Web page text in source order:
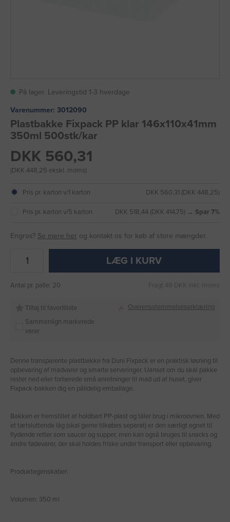
På lager. Leveringstid 1-3 hverdage
Varenummer: 3012090
Plastbakke Fixpack PP klar 146x110x41mm
350ml 500stk/kar
DKK 560,31
(DKK 448,25 ekskl. moms)
Pris pr. karton v/1 karton DKK 560,31 (DKK 448,25)
Pris pr. karton v/5 karton DKK 518,44 (DKK 414,75) → Spar 7%
Engros? Se mere her og kontakt os for køb af store mængder.
LÆG I KURV
Antal pr. palle: 20 Fragt 49 DKK inkl. moms
Tilføj til favoritliste
Sammenlign markerede
varer
Overensstemmelseserklæring
Denne transparente plastbakke fra Duni Fixpack er en praktisk løsning til
opbevaring af madvarer og smarte serveringer. Uanset om du skal pakke
rester ned eller forberede små anretninger til mad ud af huset, giver
Fixpack-bakken dig en pålidelig emballage.
Bakken er fremstillet af holdbart PP-plast og tåler brug i mikroovnen. Med
et tætsluttende låg (skal gerne tilkøbes separat) er den særligt egnet til
flydende retter som saucer og supper, men kan også bruges til snacks og
andre fødevarer, der skal holdes friske under transport eller opbevaring.
Produktegenskaber:
Volumen: 350 ml